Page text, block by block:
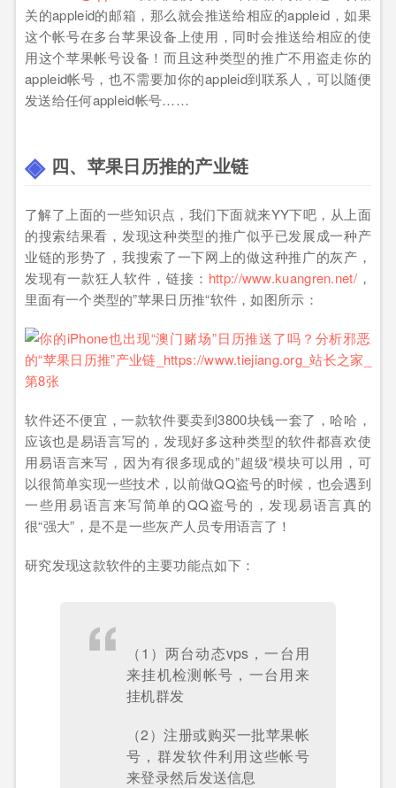
关的appleid的邮箱，那么就会推送给相应的appleid，如果
这个帐号在多台苹果设备上使用，同时会推送给相应的使
用这个苹果帐号设备！而且这种类型的推广不用盗走你的
appleid帐号，也不需要加你的appleid到联系人，可以随便
发送给任何appleid帐号……
四、苹果日历推的产业链
了解了上面的一些知识点，我们下面就来YY下吧，从上面
的搜索结果看，发现这种类型的推广似乎已发展成一种产
业链的形势了，我搜索了一下网上的做这种推广的灰产，
发现有一款狂人软件，链接： http://www.kuangren.net/ ，
里面有一个类型的”苹果日历推“软件，如图所示：
软件还不便宜，一款软件要卖到3800块钱一套了，哈哈，
应该也是易语言写的，发现好多这种类型的软件都喜欢使
用易语言来写，因为有很多现成的”超级“模块可以用，可
以很简单实现一些技术，以前做QQ盗号的时候，也会遇到
一些用易语言来写简单的QQ盗号的，发现易语言真的
很“强大”，是不是一些灰产人员专用语言了！
研究发现这款软件的主要功能点如下：
（1）两台动态vps，一台用
来挂机检测帐号，一台用来
挂机群发
（2）注册或购买一批苹果帐
号，群发软件利用这些帐号
来登录然后发送信息